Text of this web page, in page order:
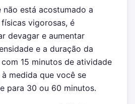
está acostumado a
vigorosas, é
devagar e aumentar
e a duração da
15 minutos de atividade
medida que você se
para 30 ou 60 minutos.